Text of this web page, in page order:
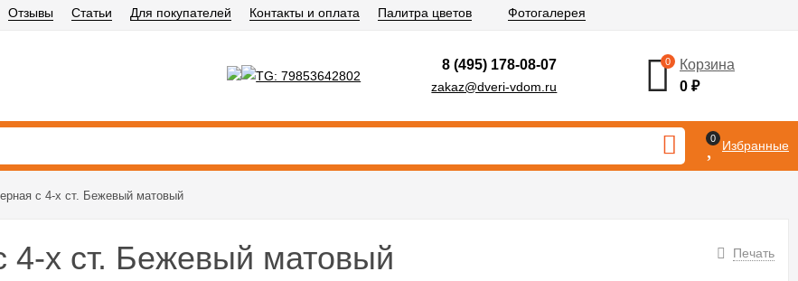
Отзывы Статьи Для покупателей Контакты и оплата Палитра цветов Фотогалерея
8 (495) 178-08-07
zakaz@dveri-vdom.ru
0
Корзина
0₽
0 Избранные
c 4-х ст. Бежевый матовый
Печать
4-х ст. Бежевый матовый